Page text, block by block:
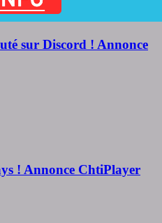
sur Discord ! Annonce
! Annonce ChtiPlayer